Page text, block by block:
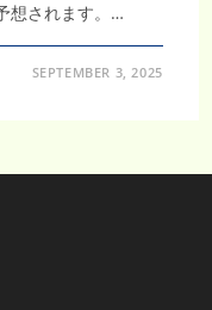
想されます。…
SEPTEMBER 3, 2025